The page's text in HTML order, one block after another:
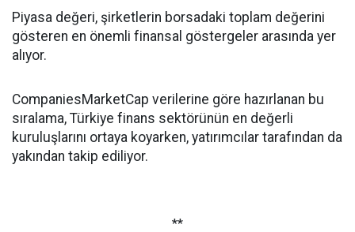
Piyasa değeri, şirketlerin borsadaki toplam değerini
gösteren en önemli finansal göstergeler arasında yer
alıyor.
CompaniesMarketCap verilerine göre hazırlanan bu
sıralama, Türkiye finans sektörünün en değerli
kuruluşlarını ortaya koyarken, yatırımcılar tarafından da
yakından takip ediliyor.
**